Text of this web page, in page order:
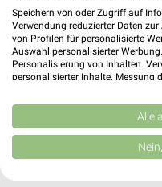
Jetzt alle "Wein" Themen
Speichern von oder Zugriff auf
Verwendung reduzierter Daten
von Profilen für personalisierte
Auswahl personalisierter
Personalisierung von Inhalten.
personalisierter Inhalte. Messung
Kombinationen von Daten aus
Verbesserung der Angebote.
von Inhalten.
Daten können außerhalb der
USA gesendet werden.
Website/App.
Alle